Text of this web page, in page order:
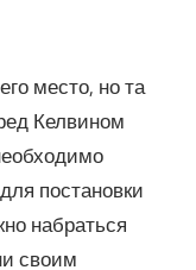
место, но та
Келвином
постановки
набраться
своим